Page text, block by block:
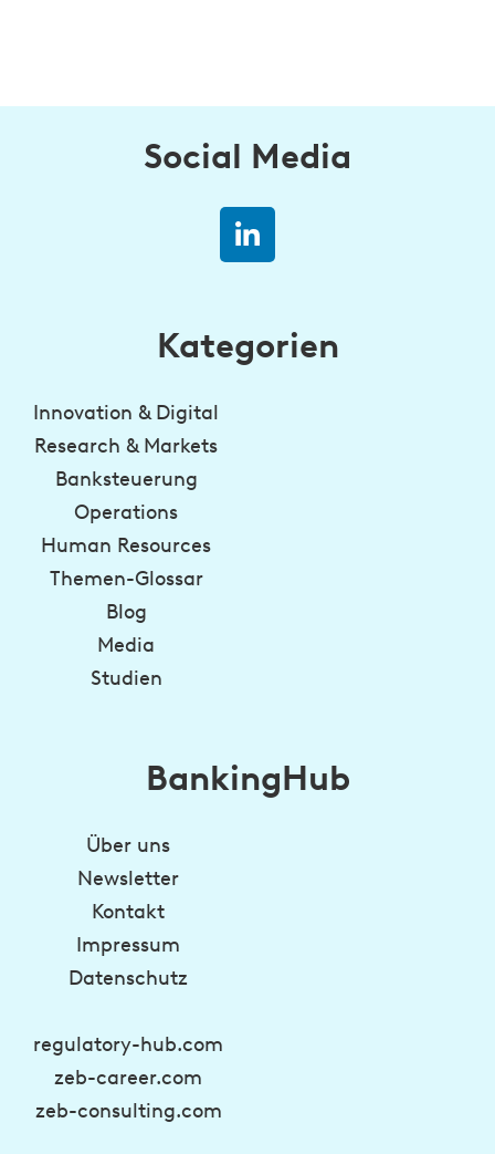
Social Media
Kategorien
Innovation & Digital
Research & Markets
Banksteuerung
Operations
Human Resources
Themen-Glossar
Blog
Media
Studien
BankingHub
Über uns
Newsletter
Kontakt
Impressum
Datenschutz
regulatory-hub.com
zeb-career.com
zeb-consulting.com